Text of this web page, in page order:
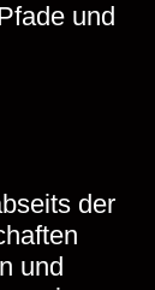
und
der
und